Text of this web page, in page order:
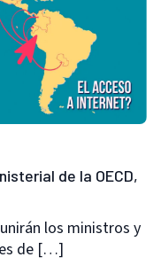
de la OECD,
los ministros y
de […]